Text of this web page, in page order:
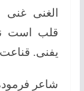
الغنی
قلب است
یفنی.
شاعر